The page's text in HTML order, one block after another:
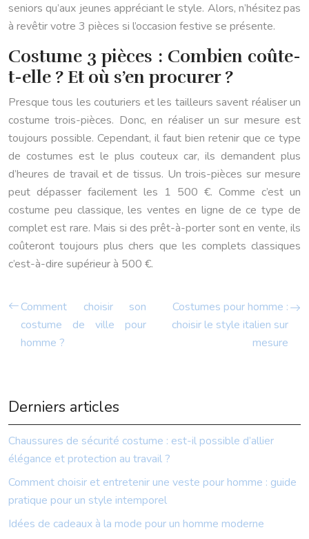
seniors qu’aux jeunes appréciant le style. Alors, n’hésitez pas
à revêtir votre 3 pièces si l’occasion festive se présente.
Costume 3 pièces : Combien coûte-
t-elle ? Et où s’en procurer ?
Presque tous les couturiers et les tailleurs savent réaliser un
costume trois-pièces. Donc, en réaliser un sur mesure est
toujours possible. Cependant, il faut bien retenir que ce type
de costumes est le plus couteux car, ils demandent plus
d’heures de travail et de tissus. Un trois-pièces sur mesure
peut dépasser facilement les 1 500 €. Comme c’est un
costume peu classique, les ventes en ligne de ce type de
complet est rare. Mais si des prêt-à-porter sont en vente, ils
coûteront toujours plus chers que les complets classiques
c’est-à-dire supérieur à 500 €.
Comment choisir son
costume de ville pour
homme ?
Costumes pour homme :
choisir le style italien sur
mesure
Derniers articles
Chaussures de sécurité costume : est-il possible d’allier
élégance et protection au travail ?
Comment choisir et entretenir une veste pour homme : guide
pratique pour un style intemporel
Idées de cadeaux à la mode pour un homme moderne